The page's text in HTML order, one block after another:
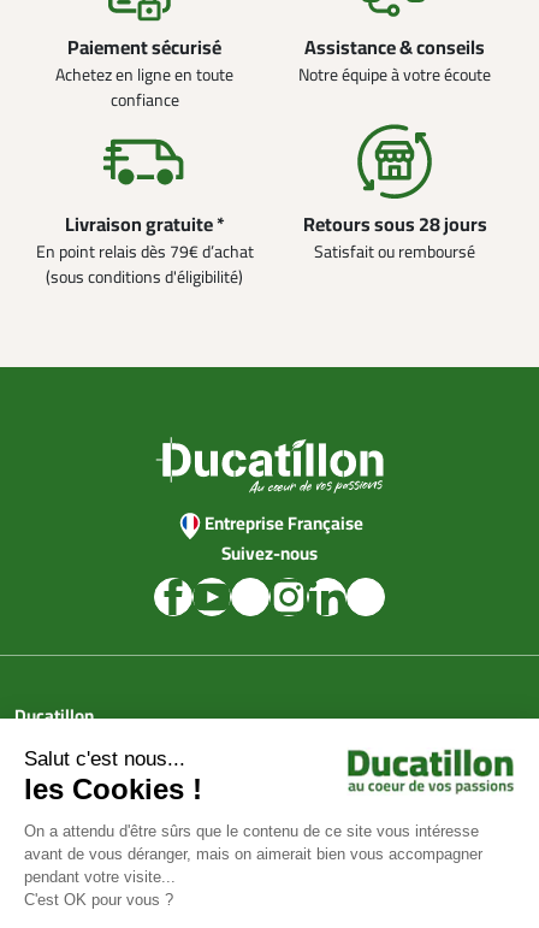
Paiement sécurisé
Achetez en ligne en toute
confiance
Assistance & conseils
Notre équipe à votre écoute
Livraison gratuite *
En point relais dès 79€ d’achat
(sous conditions d'éligibilité)
Retours sous 28 jours
Satisfait ou remboursé
Entreprise Française
Suivez-nous
Ducatillon
Achat en ligne
Services
Aide & Conseils